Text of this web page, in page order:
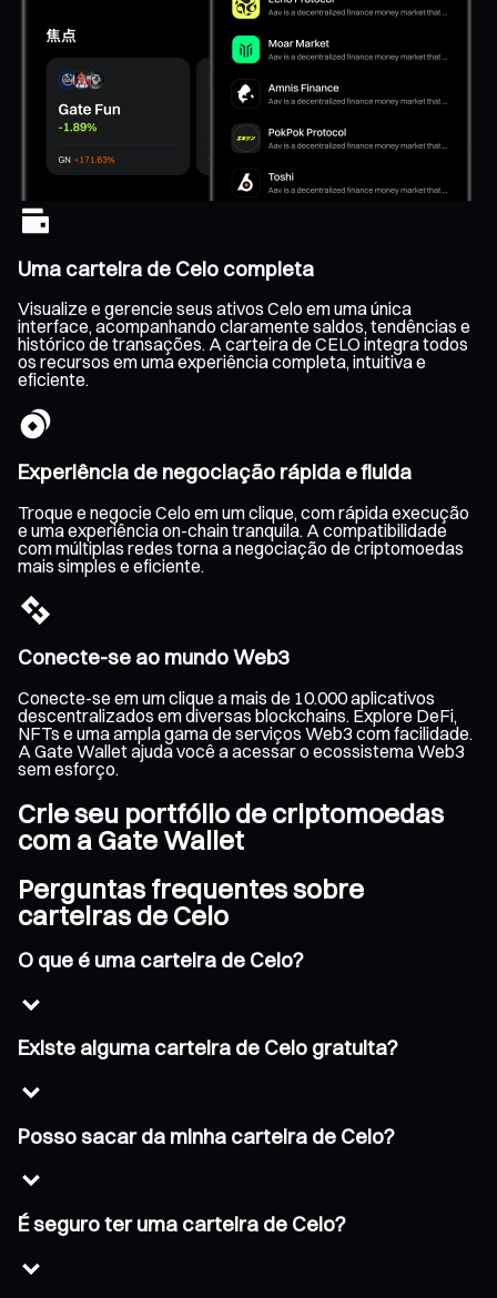
Uma carteira de Celo completa
Visualize e gerencie seus ativos Celo em uma única
interface, acompanhando claramente saldos, tendências e
histórico de transações. A carteira de CELO integra todos
os recursos em uma experiência completa, intuitiva e
eficiente.
Experiência de negociação rápida e fluida
Troque e negocie Celo em um clique, com rápida execução
e uma experiência on-chain tranquila. A compatibilidade
com múltiplas redes torna a negociação de criptomoedas
mais simples e eficiente.
Conecte-se ao mundo Web3
Conecte-se em um clique a mais de 10.000 aplicativos
descentralizados em diversas blockchains. Explore DeFi,
NFTs e uma ampla gama de serviços Web3 com facilidade.
A Gate Wallet ajuda você a acessar o ecossistema Web3
sem esforço.
Crie seu portfólio de criptomoedas
com a Gate Wallet
Perguntas frequentes sobre
carteiras de Celo
O que é uma carteira de Celo?
Existe alguma carteira de Celo gratuita?
Posso sacar da minha carteira de Celo?
É seguro ter uma carteira de Celo?